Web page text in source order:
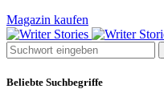
Magazin kaufen
Beliebte Suchbegriffe